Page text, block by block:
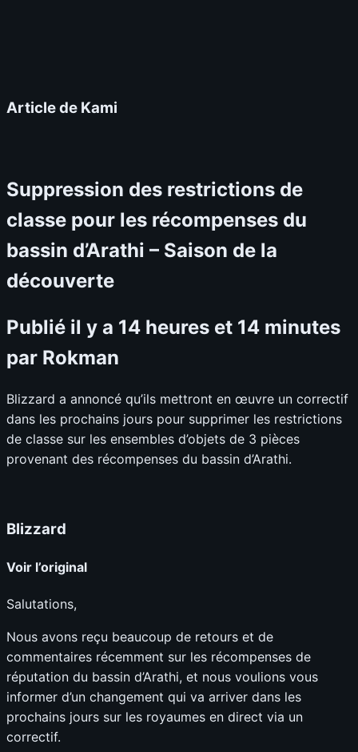
Article de Kami
Suppression des restrictions de
classe pour les récompenses du
bassin d’Arathi – Saison de la
découverte
Publié il y a 14 heures et 14 minutes
par Rokman
Blizzard a annoncé qu’ils mettront en œuvre un correctif
dans les prochains jours pour supprimer les restrictions
de classe sur les ensembles d’objets de 3 pièces
provenant des récompenses du bassin d’Arathi.
Blizzard
Voir l’original
Salutations,
Nous avons reçu beaucoup de retours et de
commentaires récemment sur les récompenses de
réputation du bassin d’Arathi, et nous voulions vous
informer d’un changement qui va arriver dans les
prochains jours sur les royaumes en direct via un
correctif.